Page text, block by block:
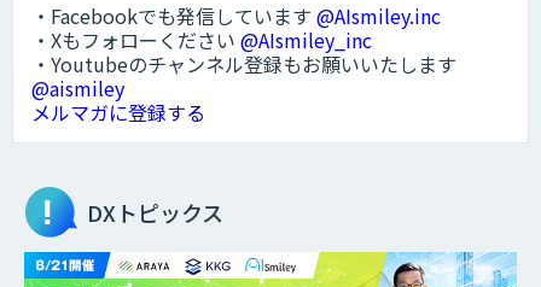
・Facebookでも発信しています @AIsmiley.inc
・Xもフォローください @AIsmiley_inc
・Youtubeのチャンネル登録もお願いいたします
@aismiley
メルマガに登録する
DXトピックス